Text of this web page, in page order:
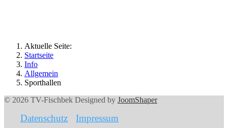
Aktuelle Seite:
Startseite
Info
Allgemein
Sporthallen
© 2026 TV-Fischbek Designed by JoomShaper
Datenschutz Impressum